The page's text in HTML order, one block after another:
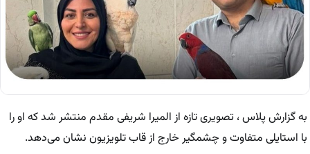
به گزارش پلاس ، تصویری تازه از المیرا شریفی مقدم منتشر شد که او را
با استایلی متفاوت و چشمگیر خارج از قاب تلویزیون نشان می‌دهد.